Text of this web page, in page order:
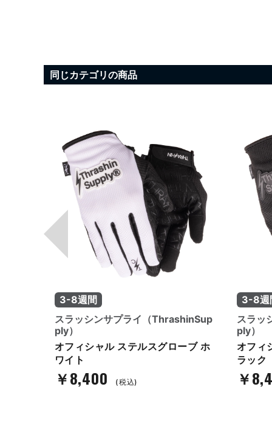
同じカテゴリの商品
3-8週間
スラッシンサプライ（ThrashinSup
ply）
オフィシャル ステルスグローブ ホ
ワイト
￥8,400 (税込)
3-8週
スラッ
ply）
オフィ
ラック
￥